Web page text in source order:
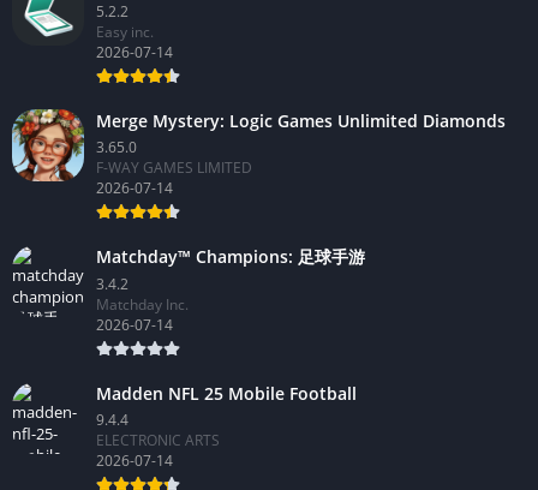
5.2.2
Easy inc.
2026-07-14
Merge Mystery: Logic Games Unlimited Diamonds
3.65.0
F-WAY GAMES LIMITED
2026-07-14
Matchday™ Champions: 足球手游
3.4.2
Matchday Inc.
2026-07-14
Madden NFL 25 Mobile Football
9.4.4
ELECTRONIC ARTS
2026-07-14